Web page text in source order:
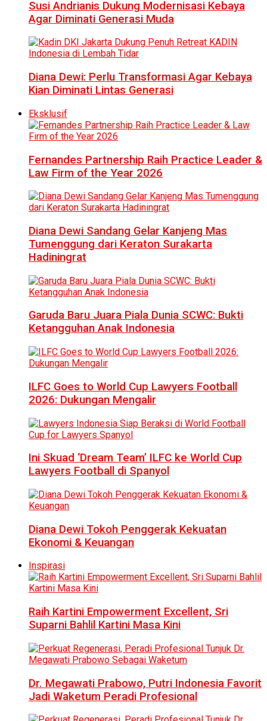
Susi Andrianis Dukung Modernisasi Kebaya
Agar Diminati Generasi Muda
Diana Dewi: Perlu Transformasi Agar Kebaya
Kian Diminati Lintas Generasi
Eksklusif
Fernandes Partnership Raih Practice Leader &
Law Firm of the Year 2026
Diana Dewi Sandang Gelar Kanjeng Mas
Tumenggung dari Keraton Surakarta
Hadiningrat
Garuda Baru Juara Piala Dunia SCWC: Bukti
Ketangguhan Anak Indonesia
ILFC Goes to World Cup Lawyers Football
2026: Dukungan Mengalir
Ini Skuad ‘Dream Team’ ILFC ke World Cup
Lawyers Football di Spanyol
Diana Dewi Tokoh Penggerak Kekuatan
Ekonomi & Keuangan
Inspirasi
Raih Kartini Empowerment Excellent, Sri
Suparni Bahlil Kartini Masa Kini
Dr. Megawati Prabowo, Putri Indonesia Favorit
Jadi Waketum Peradi Profesional